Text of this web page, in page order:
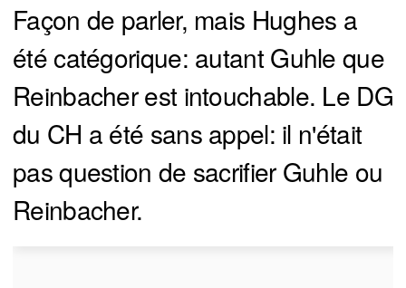
Façon de parler, mais Hughes a
été catégorique: autant Guhle que
Reinbacher est intouchable. Le DG
du CH a été sans appel: il n'était
pas question de sacrifier Guhle ou
Reinbacher.